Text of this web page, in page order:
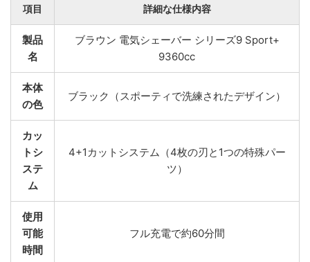
項目 詳細な仕様内容
製品
名
ブラウン 電気シェーバー シリーズ9 Sport+
9360cc
本体
の色
ブラック（スポーティで洗練されたデザイン）
カッ
トシ
ステ
ム
4+1カットシステム（4枚の刃と1つの特殊パー
ツ）
使用
可能
時間
フル充電で約60分間